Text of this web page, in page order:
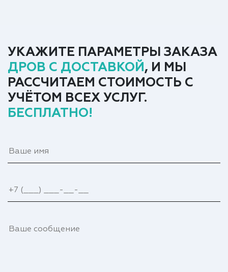
УКАЖИТЕ ПАРАМЕТРЫ ЗАКАЗА
ДРОВ С ДОСТАВКОЙ , И МЫ
РАССЧИТАЕМ СТОИМОСТЬ С
УЧЁТОМ ВСЕХ УСЛУГ.
БЕСПЛАТНО!